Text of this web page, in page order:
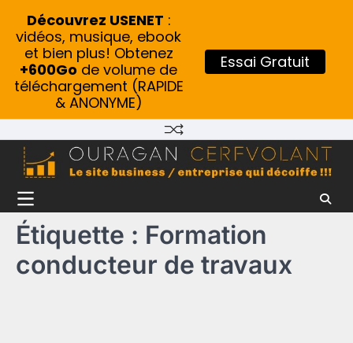
content
Étiquette : Formation
conducteur de travaux
Découvrez USENET :
vidéos, musique, ebook
et bien plus! Obtenez
+600Go de volume de
téléchargement (RAPIDE
& ANONYME)
Essai Gratuit